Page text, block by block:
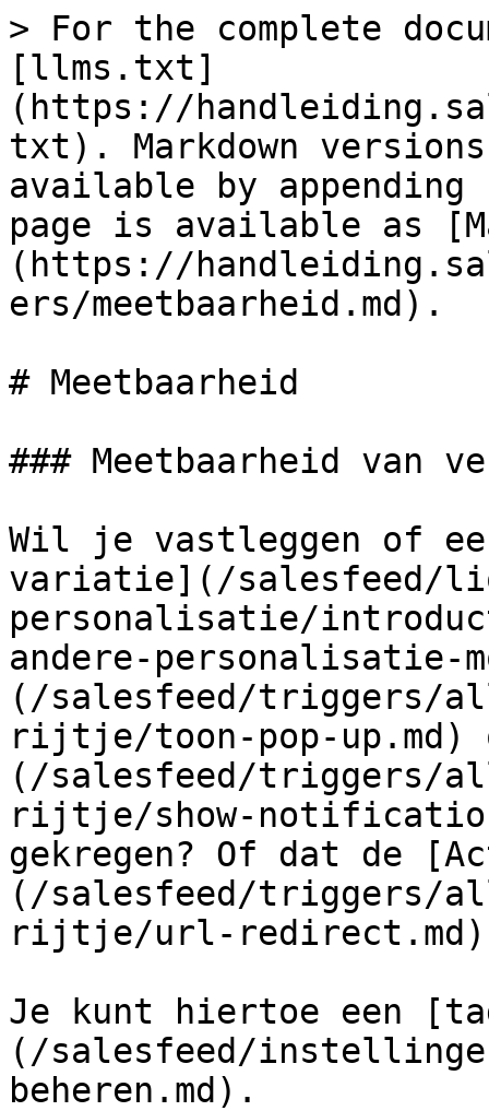
> For the complete
[llms.txt]
(https://
txt). Markdown
available by
page is available as
(https://
ers/meetbaarheid.md).
# Meetbaarheid
### Meetbaarheid van
Wil je vastleggen of
variatie](/salesfeed/
personalisatie/
andere-personalisatie-
(/salesfeed/triggers/
rijtje/toon-pop-
(/salesfeed/triggers/
rijtje/show-
gekregen? Of dat de
(/salesfeed/triggers/
rijtje/url-redirect.md)
Je kunt hiertoe een
(/salesfeed/
beheren.md).